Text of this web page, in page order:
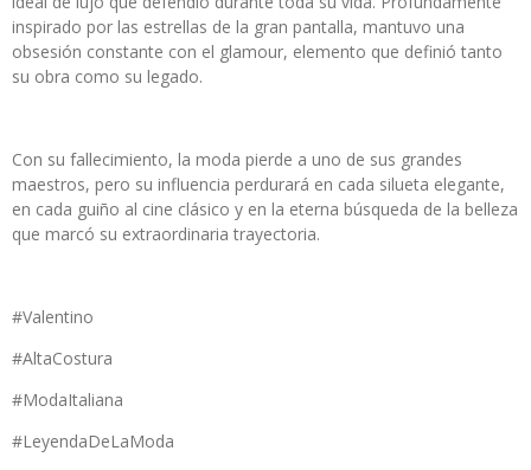
inspirado por las estrellas de la gran pantalla, mantuvo una
obsesión constante con el glamour, elemento que definió tanto
su obra como su legado.
Con su fallecimiento, la moda pierde a uno de sus grandes
maestros, pero su influencia perdurará en cada silueta elegante,
en cada guiño al cine clásico y en la eterna búsqueda de la belleza
que marcó su extraordinaria trayectoria.
#Valentino
#AltaCostura
#ModaItaliana
#LeyendaDeLaModa